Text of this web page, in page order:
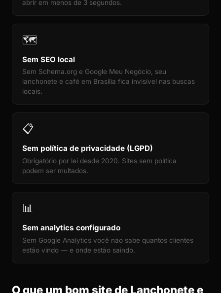
abrir em menos de 3 segundos.
🗺️
Sem SEO local
Sem Schema.org e Google Meu Negócio, seu
lanchonete e café em Brasília fica invisível nas buscas
locais.
📋
Sem política de privacidade (LGPD)
Obrigatório por lei desde 2020. Sites sem política
podem ser multados.
📊
Sem analytics configurado
Sem Google Analytics você não sabe quantos clientes
estão vindo — e onde estão saindo.
O que um bom site de Lanchonete e